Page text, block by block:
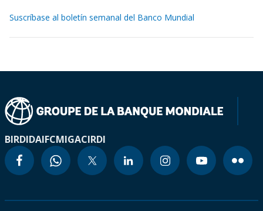
Suscríbase al boletín semanal del Banco Mundial
BIRDIDAIFCMIGACIRDI